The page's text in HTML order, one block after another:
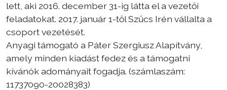
lett, aki 2016. december 31-ig látta el a vezetői
feladatokat. 2017. január 1-től Szűcs Irén vállalta a
csoport vezetését.
Anyagi támogató a Páter Szergiusz Alapítvány,
amely minden kiadást fedez és a támogatni
kívánók adományait fogadja. (számlaszám:
11737090-20028383)